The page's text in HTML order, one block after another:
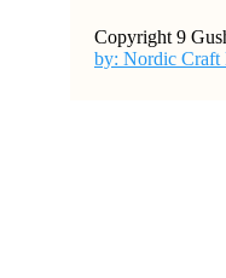
Copyright 9
by: Nordic Craft